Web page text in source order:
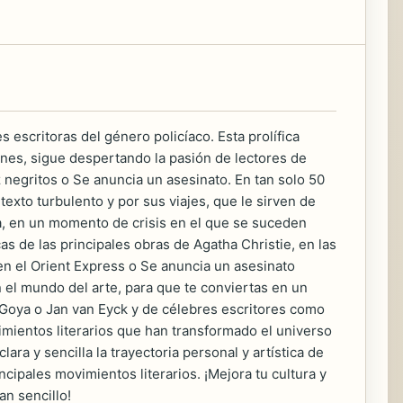
escritoras del género policíaco. Esta prolífica
sigue despertando la pasión de lectores de
o Se anuncia un asesinato. En tan solo 50
turbulento y por sus viajes, que le sirven de
un momento de crisis en el que se suceden
de las principales obras de Agatha Christie, en las
el Orient Express o Se anuncia un asesinato
el mundo del arte, para que te conviertas en un
o Jan van Eyck y de célebres escritores como
literarios que han transformado el universo
y sencilla la trayectoria personal y artística de
movimientos literarios. ¡Mejora tu cultura y
sencillo!